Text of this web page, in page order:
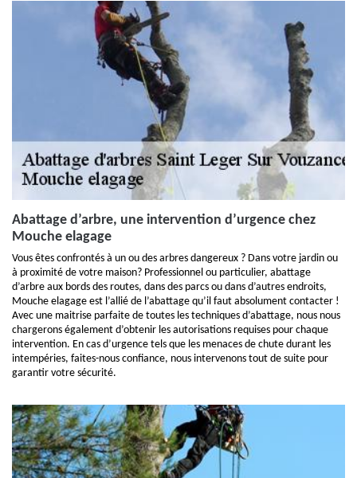
Abattage d’arbre, une intervention d’urgence chez
Mouche elagage
Vous êtes confrontés à un ou des arbres dangereux ? Dans votre jardin ou
à proximité de votre maison? Professionnel ou particulier, abattage
d’arbre aux bords des routes, dans des parcs ou dans d’autres endroits,
Mouche elagage est l’allié de l’abattage qu’il faut absolument contacter !
Avec une maitrise parfaite de toutes les techniques d’abattage, nous nous
chargerons également d’obtenir les autorisations requises pour chaque
intervention. En cas d’urgence tels que les menaces de chute durant les
intempéries, faites-nous confiance, nous intervenons tout de suite pour
garantir votre sécurité.